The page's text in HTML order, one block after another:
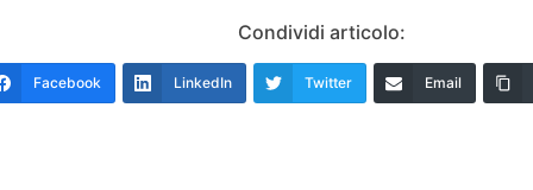
Condividi articolo:
Facebook LinkedIn Twitter Email